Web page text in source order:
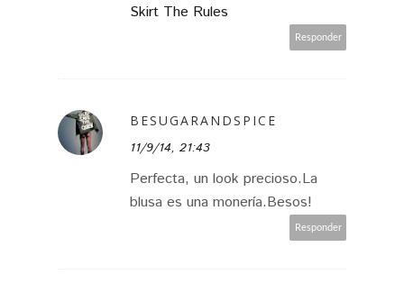
Skirt The Rules
Responder
BESUGARANDSPICE
11/9/14, 21:43
Perfecta, un look precioso.La
blusa es una monería.Besos!
Responder